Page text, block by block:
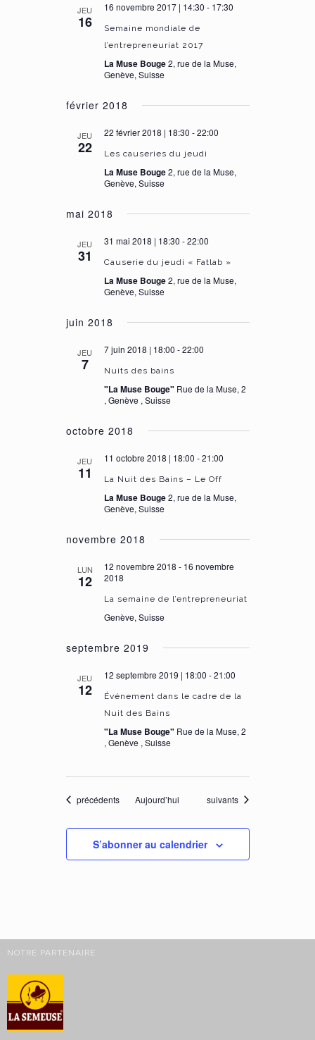
JEU
16
16 novembre 2017 | 14:30 - 17:30
Semaine mondiale de
l’entrepreneuriat 2017
La Muse Bouge2, rue de la Muse,
Genève, Suisse
février 2018
JEU
22
22 février 2018 | 18:30 -22:00
Les causeries du jeudi
La Muse Bouge2, rue de la Muse,
Genève, Suisse
mai 2018
JEU
31
31 mai 2018 | 18:30 -22:00
Causerie du jeudi « Fatlab »
La Muse Bouge2, rue de la Muse,
Genève, Suisse
juin 2018
JEU
7
7 juin 2018 | 18:00 -22:00
Nuits des bains
"La Muse Bouge" Rue de la Muse, 2
, Genève , Suisse
octobre 2018
JEU
11
11 octobre 2018 | 18:00 -21:00
La Nuit des Bains – Le Off
La Muse Bouge2, rue de la Muse,
Genève, Suisse
novembre 2018
LUN
12
12 novembre 2018 - 16 novembre
2018
La semaine de l’entrepreneuriat
Genève, Suisse
septembre 2019
JEU
12
12 septembre 2019 | 18:00 -21:00
Événement dans le cadre de la
Nuit des Bains
"La Muse Bouge" Rue de la Muse, 2
, Genève , Suisse
Évènements
précédents Aujourd’hui Évènements
suivants
S’abonner au calendrier
NOTRE PARTENAIRE